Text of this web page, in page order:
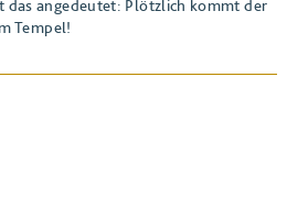
das angedeutet: Plötzlich kommt der
Tempel!